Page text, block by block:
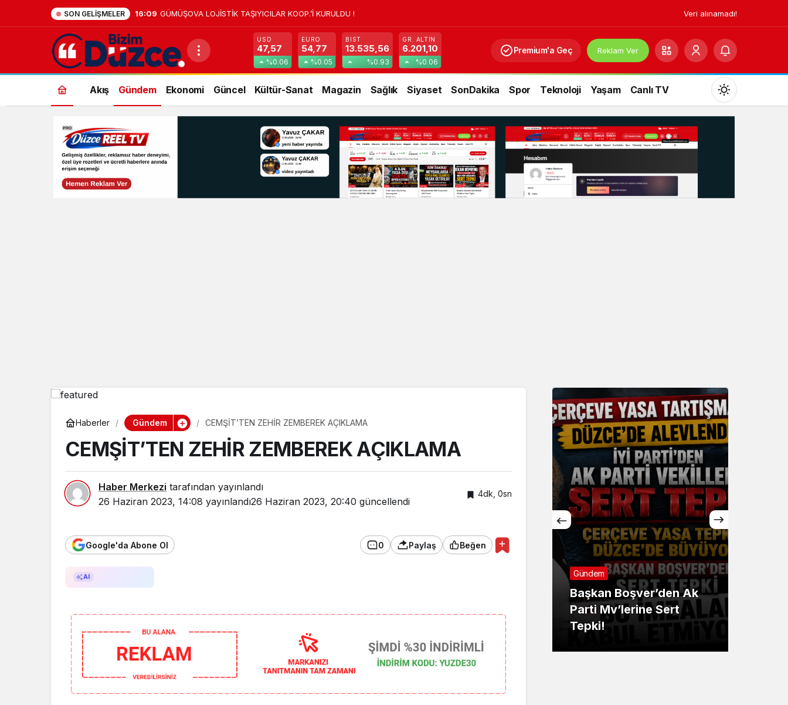
SON GELIŞMELER 16:09 GÜMÜŞOVA LOJİSTİK TAŞIYICILAR KOOP.’İ KURULDU ! Veri alınamadı!
USD
47,57
%0.06
EURO
54,77
%0.05
BIST
13.535,56
%0.93
GR. ALTIN
6.201,10
%0.06
Premium'a Geç Reklam Ver
Akış Gündem Ekonomi Güncel Kültür-Sanat Magazin Sağlık Siyaset SonDakika Spor Teknoloji Yaşam Canlı TV
Mod
değiştir
Gündüz Modu
Gündüz modunu seçin.
Haberler Gündem CEMŞİT’TEN ZEHİR ZEMBEREK AÇIKLAMA
CEMŞİT’TEN ZEHİR ZEMBEREK AÇIKLAMA
Haber Merkezi tarafından yayınlandı
26 Haziran 2023, 14:08 yayınlandı26 Haziran 2023, 20:40 güncellendi
4dk, 0sn
Google'da Abone Ol 0 Paylaş Beğen
AI Gündem
Başkan Boşver’den Ak
Parti Mv’lerine Sert
Tepki!